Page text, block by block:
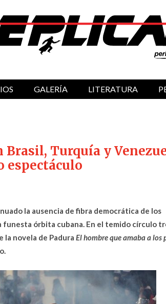
GALERÍA LITERATURA
Brasil, Turquía y
espectáculo
la ausencia de fibra democrática de los
funesta órbita cubana. En el temido círculo
la novela de Padura El hombre que amaba a los